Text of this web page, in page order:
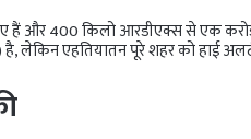
हैं और 400 किलो आरडीएक्स से एक
लेकिन एहतियातन पूरे शहर को हाई